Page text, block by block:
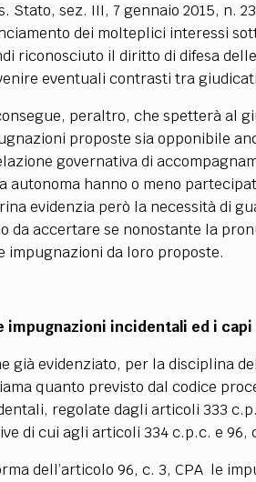
Stato, sez. III, 7 gennaio 2015, n.
dei molteplici interessi
riconosciuto il diritto di difesa
eventuali contrasti tra
peraltro, che spetterà al
proposte sia opponibile
governativa di
autonoma hanno o meno
evidenzia però la necessità di
da accertare se nonostante la
impugnazioni da loro proposte.
impugnazioni incidentali ed i
già evidenziato, per la disciplina
quanto previsto dal codice
regolate dagli articoli 333
di cui agli articoli 334 c.p.c. e 96,
dell’articolo 96, c. 3, CPA le